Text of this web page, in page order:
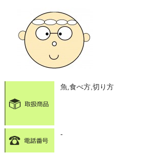
魚,食べ方,切り方
-